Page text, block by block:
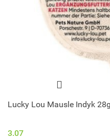
Lucky Lou Mausle Indyk 28g
3.07